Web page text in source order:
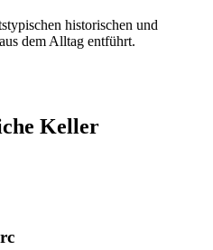
historischen und
dem Alltag entführt.
Keller